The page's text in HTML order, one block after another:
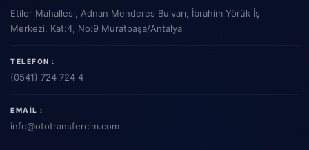
Etiler Mahallesi, Adnan Menderes Bulvarı, İbrahim Yörük İş
Merkezi, Kat:4, No:9 Muratpaşa/Antalya
TELEFON :
(0541) 724 724 4
EMAIL :
info@ototransfercim.com